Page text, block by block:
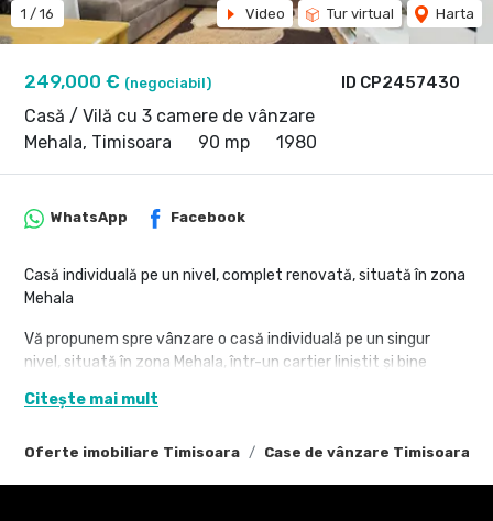
ID CP2457430
249,000 € (negociabil)
Casă / Vilă cu 3 camere de vânzare
Mehala, Timisoara
90 mp 1980
1 / 16 Video Tur virtual Harta
Oferte imobiliare Timisoara Case de vânzare Timisoara
WhatsApp Facebook
Casă individuală pe un nivel, complet renovată, situată în zona
Mehala
Vă propunem spre vânzare o casă individuală pe un singur
nivel, situată în zona Mehala, într-un cartier liniștit și bine
Caracteristici principale:
• Suprafață teren: 325 mp
Citește mai mult